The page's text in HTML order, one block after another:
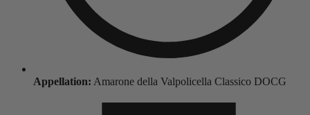
Appellation: Amarone della Valpolicella Classico DOCG